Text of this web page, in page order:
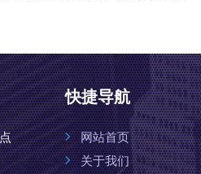
快捷导航
网站首页
关于我们